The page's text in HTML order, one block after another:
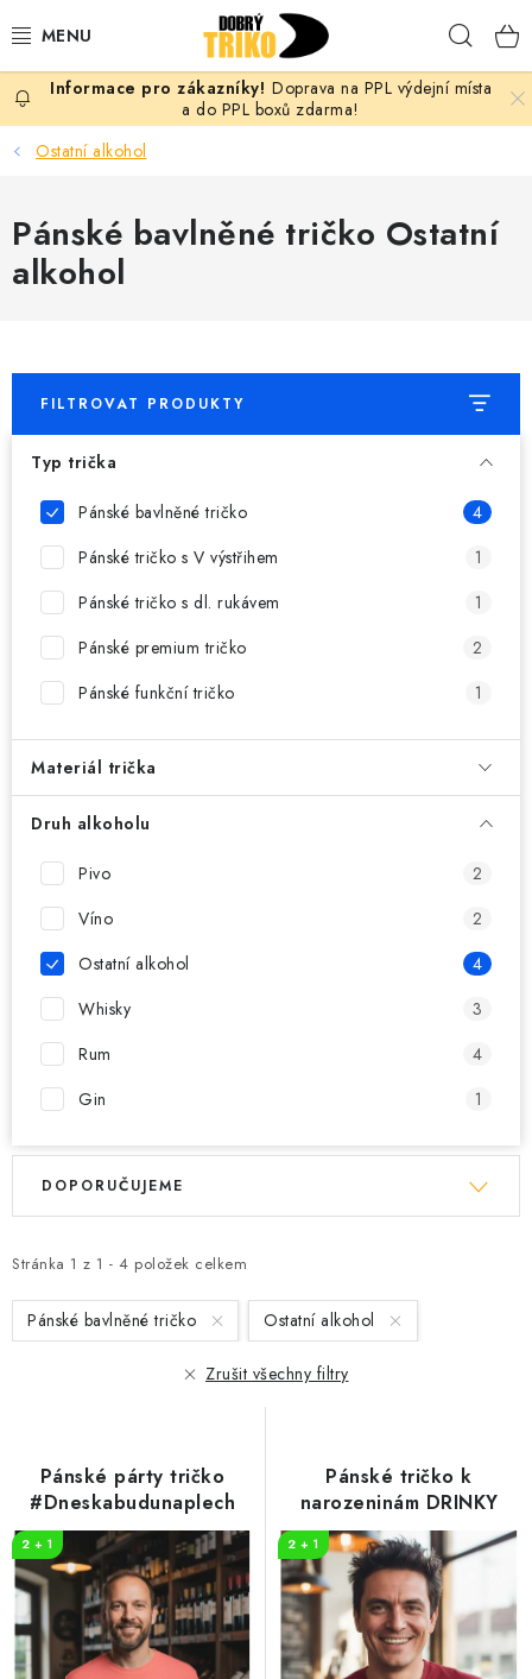
na
PRO ŽENY
PRO MUŽE
PRO DĚTI
DOPLŇKY
VLASTNÍ MOTIV
TRIČKA
OKAMŽITĚ K ODBĚRU
B2B
VÁNOCE
O nás Časté otázky
Obchodní podmínky
Kontakty
Doprava na PPL výdejní místa
a do PPL boxů zdarma!
Ostatní alkohol
Pánské bavlněné tričko Ostatní
alkohol
FILTROVAT PRODUKTY
Typ trička
Pánské bavlněné tričko
4
Pánské tričko s V výstřihem
1
Pánské tričko s dl. rukávem
1
Pánské premium tričko
2
Pánské funkční tričko
1
Materiál trička
Druh alkoholu
Pivo
2
Víno
2
Ostatní alkohol
4
Whisky
3
Rum
4
Gin
1
V
i
s
p
t
ů
Stránka 1 z 1 - 4 položek celkem
Ř
e
n
í
k
t
ů
DOPORUČUJEME
Pánské bavlněné tričko Ostatní alkohol
Zrušit všechny filtry
Pánské párty tričko
#Dneskabudunaplech
2 + 1
Pánské tričko k
narozeninám DRINKY
2 + 1